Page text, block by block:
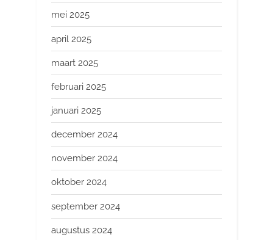
mei 2025
april 2025
maart 2025
februari 2025
januari 2025
december 2024
november 2024
oktober 2024
september 2024
augustus 2024